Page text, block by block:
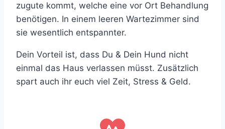
zugute kommt, welche eine vor Ort Behandlung
benötigen. In einem leeren Wartezimmer sind
sie wesentlich entspannter.
Dein Vorteil ist, dass Du & Dein Hund nicht
einmal das Haus verlassen müsst. Zusätzlich
spart auch ihr euch viel Zeit, Stress & Geld.